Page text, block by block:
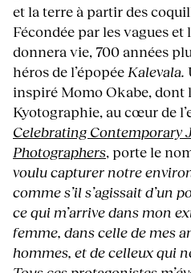
et la terre à partir des
Fécondée par les vagues et
donnera vie, 700 années
héros de l’épopée Kalevala.
inspiré Momo Okabe, dont
Kyotographie, au cœur de
Celebrating Contemporary
Photographers, porte le
voulu capturer notre
comme s’il s’agissait d’un
ce qui m’arrive dans mon
femme, dans celle de mes
hommes, et de celleux qui